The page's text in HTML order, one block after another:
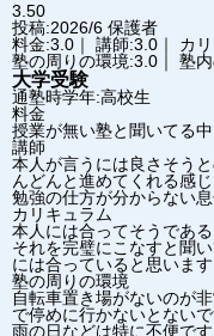
3.50
投稿:2026/6 保護者
料金:3.0｜ 講師:3.0｜ カ
塾の周りの環境:3.0｜ 塾
大学受験
通塾時学年:高校生
料金
授業が無い塾と聞いてる
講師
本人が言うには良さそう
んどんと進めてくれる感じ
勉強の仕方が分からない
カリキュラム
本人には合ってそうであ
それを完璧にこなすと聞
には合っていると思います
塾の周りの環境
自転車置き場がないのが
で停めに行かないとないで
雨の日などは特に不便で